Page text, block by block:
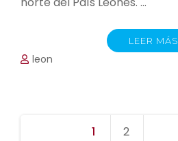
LEER MÁS
leon
PaginaciónPágina
1 Página
2